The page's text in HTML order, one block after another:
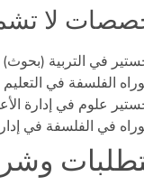
لا
في التربية (بحوث)
الفلسفة في
علوم في إدارة
في الفلسفة في